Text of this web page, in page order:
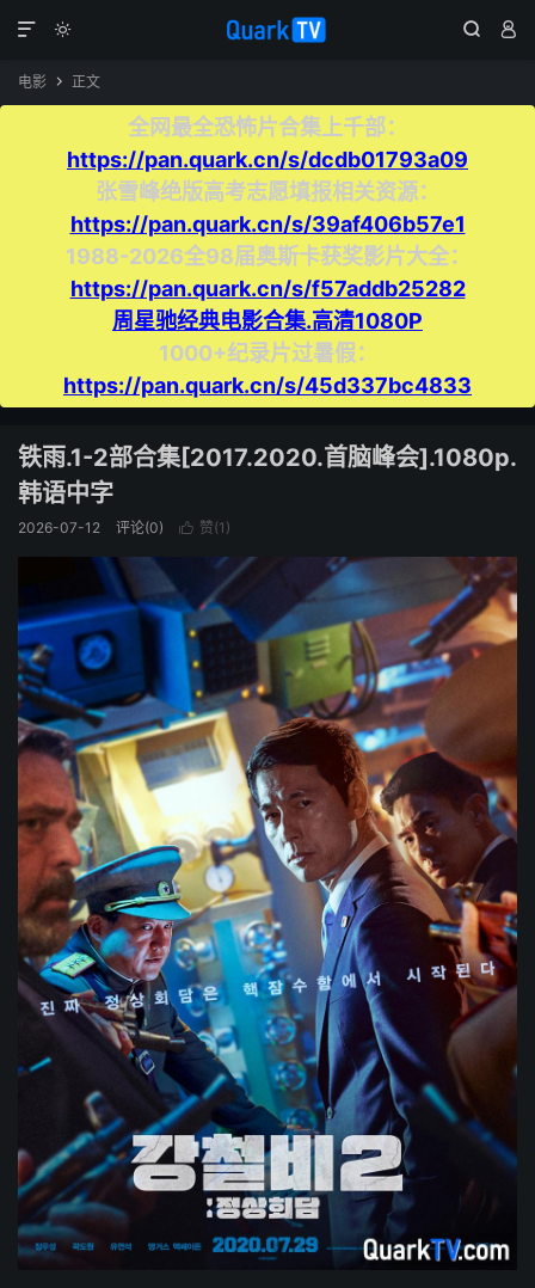
  

电影  正文
全网最全恐怖片合集上千部：
https://pan.quark.cn/s/dcdb01793a09
张雪峰绝版高考志愿填报相关资源：
https://pan.quark.cn/s/39af406b57e1
1988-2026全98届奥斯卡获奖影片大全：
https://pan.quark.cn/s/f57addb25282
周星驰经典电影合集.高清1080P
1000+纪录片过暑假：
https://pan.quark.cn/s/45d337bc4833
铁雨.1-2部合集[2017.2020.首脑峰会].1080p.
韩语中字
2026-07-12 评论(0)  赞(1 )